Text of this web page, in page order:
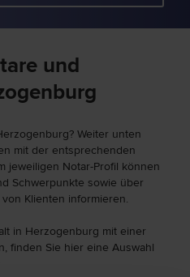
und
Weiter unten
mit der entsprechenden
jeweiligen Notar-Profil können
Schwerpunkte sowie über
Klienten informieren.
in Herzogenburg mit einer
finden Sie hier eine Auswahl